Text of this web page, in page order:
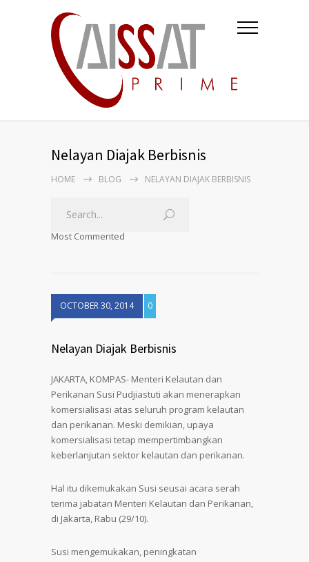
Nelayan Diajak Berbisnis
HOME BLOG NELAYAN DIAJAK BERBISNIS
Most Commented
OCTOBER 30, 2014 0
Nelayan Diajak Berbisnis
JAKARTA, KOMPAS- Menteri Kelautan dan
Perikanan Susi Pudjiastuti akan menerapkan
komersialisasi atas seluruh program kelautan
dan perikanan. Meski demikian, upaya
komersialisasi tetap mempertimbangkan
keberlanjutan sektor kelautan dan perikanan.
Hal itu dikemukakan Susi seusai acara serah
terima jabatan Menteri Kelautan dan Perikanan,
di Jakarta, Rabu (29/10).
Susi mengemukakan, peningkatan